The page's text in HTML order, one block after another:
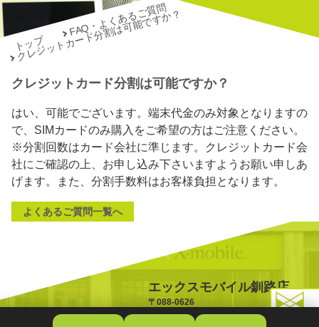
トップ
FAQ・よくあるご質問
クレジットカード分割は可能ですか？
クレジットカード分割は可能ですか？
はい、可能でございます。端末代金のみ対象となりますの
で、SIMカードのみ購入をご希望の方はご注意ください。
※分割回数はカード会社に準じます。クレジットカード会
社にご確認の上、お申し込み下さいますようお願い申しあ
げます。また、分割手数料はお客様負担となります。
よくあるご質問一覧へ
エックスモバイル釧路店
〒088-0626
北海道釧路郡釧路町桂5丁目3